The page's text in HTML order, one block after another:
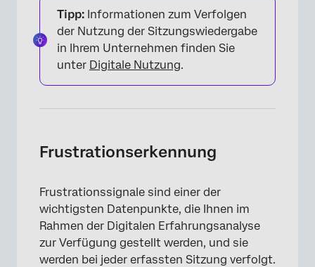
Tipp: Informationen zum Verfolgen
der Nutzung der Sitzungswiedergabe
in Ihrem Unternehmen finden Sie
unter Digitale Nutzung.
Frustrationserkennung
Frustrationssignale sind einer der
wichtigsten Datenpunkte, die Ihnen im
Rahmen der Digitalen Erfahrungsanalyse
zur Verfügung gestellt werden, und sie
werden bei jeder erfassten Sitzung verfolgt.